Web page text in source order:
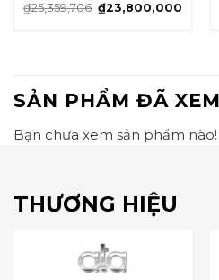
₫25,359,706 ₫23,800,000
SẢN PHẨM ĐÃ XEM
Bạn chưa xem sản phẩm nào!
THƯƠNG HIỆU